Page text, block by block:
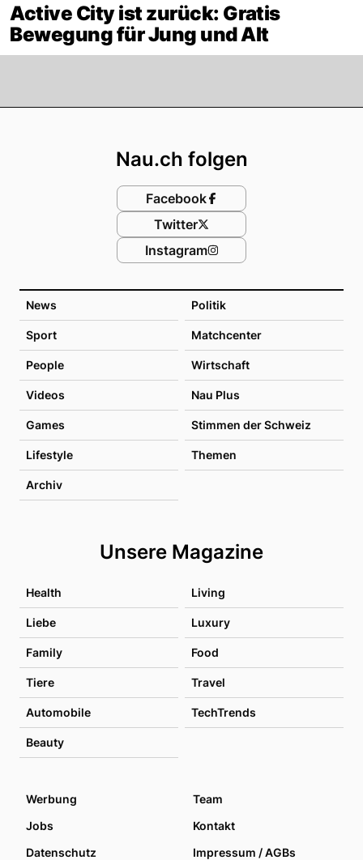
Active City ist zurück: Gratis
Bewegung für Jung und Alt
News Politik
Sport Matchcenter
People Wirtschaft
Videos Nau Plus
Games Stimmen der Schweiz
Lifestyle Themen
Archiv
Unsere Magazine
Health Living
Liebe Luxury
Family Food
Tiere Travel
Automobile TechTrends
Beauty
Nau.ch folgen
Facebook
Twitter
Instagram
Werbung
Team
Jobs
Kontakt
Datenschutz
Impressum / AGBs